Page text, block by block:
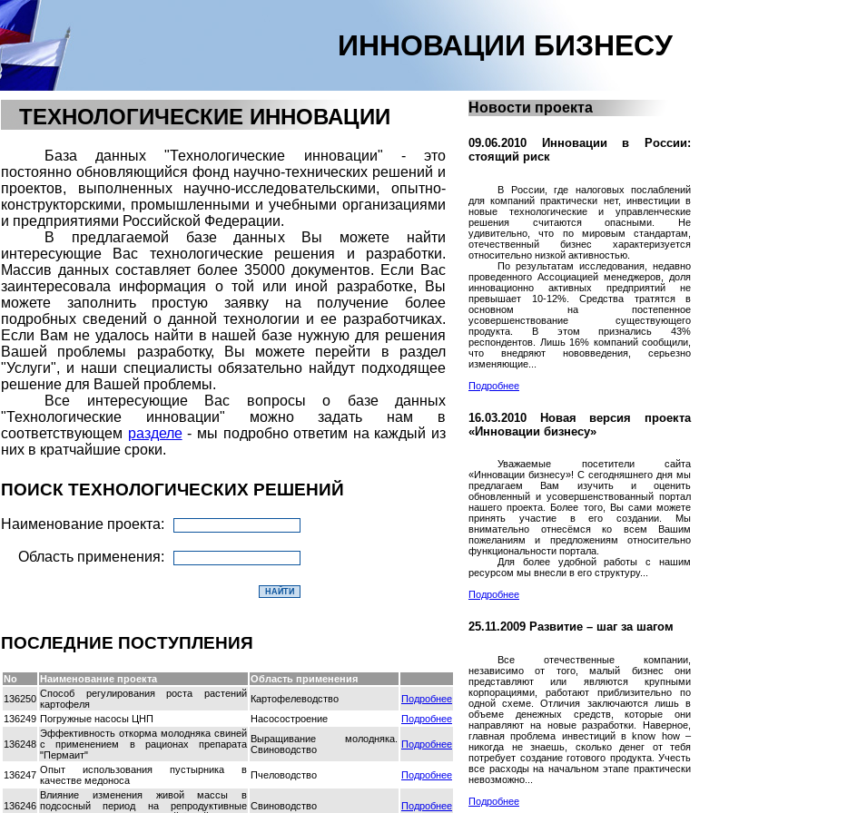
ИННОВАЦИИ БИЗНЕСУ
ТЕХНОЛОГИЧЕСКИЕ ИННОВАЦИИ
База данных "Технологические инновации" - это
постоянно обновляющийся фонд научно-технических решений и
проектов, выполненных научно-исследовательскими, опытно-
конструкторскими, промышленными и учебными организациями
и предприятиями Российской Федерации.
В предлагаемой базе данных Вы можете найти
интересующие Вас технологические решения и разработки.
Массив данных составляет более 35000 документов. Если Вас
заинтересовала информация о той или иной разработке, Вы
можете заполнить простую заявку на получение более
подробных сведений о данной технологии и ее разработчиках.
Если Вам не удалось найти в нашей базе нужную для решения
Вашей проблемы разработку, Вы можете перейти в раздел
"Услуги", и наши специалисты обязательно найдут подходящее
решение для Вашей проблемы.
Все интересующие Вас вопросы о базе данных
"Технологические инновации" можно задать нам в
соответствующем разделе- мы подробно ответим на каждый из
них в кратчайшие сроки.
ПОИСК ТЕХНОЛОГИЧЕСКИХ РЕШЕНИЙ
Наименование проекта:
Область применения:
ПОСЛЕДНИЕ ПОСТУПЛЕНИЯ
No Наименование проекта
Область применения
136250 Способ регулирования роста растений
картофеля
Картофелеводство
Подробнее
136249 Погружные насосы ЦНП Насосостроение Подробнее
136248
Эффективность откорма молодняка свиней
с применением в рационах препарата
"Пермаит"
Выращивание молодняка.
Свиноводство
Подробнее
136247 Опыт использования пустырника в
качестве медоноса
Пчеловодство Подробнее
136246
Влияние изменения живой массы в
подсосный период на репродуктивные Свиноводство Подробнее
Новости проекта
09.06.2010 Инновации в России:
стоящий риск
В России, где налоговых послаблений
для компаний практически нет, инвестиции в
новые технологические и управленческие
решения считаются опасными. Не
удивительно, что по мировым стандартам,
отечественный бизнес характеризуется
относительно низкой активностью.
По результатам исследования, недавно
проведенного Ассоциацией менеджеров, доля
инновационно активных предприятий не
превышает 10-12%. Средства тратятся в
основном на постепенное
усовершенствование существующего
продукта. В этом признались 43%
респондентов. Лишь 16% компаний сообщили,
что внедряют нововведения, серьезно
изменяющие...
Подробнее
16.03.2010 Новая версия проекта
«Инновации бизнесу»
Уважаемые посетители сайта
«Инновации бизнесу»! С сегодняшнего дня мы
предлагаем Вам изучить и оценить
обновленный и усовершенствованный портал
нашего проекта. Более того, Вы сами можете
принять участие в его создании. Мы
внимательно отнесёмся ко всем Вашим
пожеланиям и предложениям относительно
функциональности портала.
Для более удобной работы с нашим
ресурсом мы внесли в его структуру...
Подробнее
25.11.2009 Развитие – шаг за шагом
Все отечественные компании,
независимо от того, малый бизнес они
представляют или являются крупными
корпорациями, работают приблизительно по
одной схеме. Отличия заключаются лишь в
объеме денежных средств, которые они
направляют на новые разработки. Наверное,
главная проблема инвестиций в know how –
никогда не знаешь, сколько денег от тебя
потребует создание готового продукта. Учесть
все расходы на начальном этапе практически
невозможно...
Подробнее